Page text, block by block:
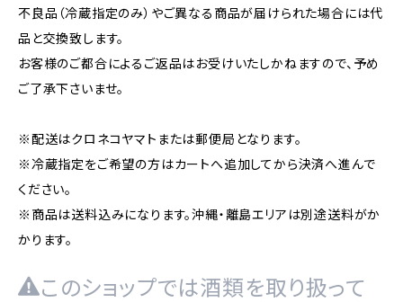
不良品（冷蔵指定のみ）やご異なる商品が届けられた場合には代
品と交換致します。
お客様のご都合によるご返品はお受けいたしかねますので、予め
ご了承下さいませ。
※配送はクロネコヤマトまたは郵便局となります。
※冷蔵指定をご希望の方はカートへ追加してから決済へ進んで
ください。
※商品は送料込みになります。沖縄・離島エリアは別途送料がか
かります。
このショップでは酒類を取り扱って